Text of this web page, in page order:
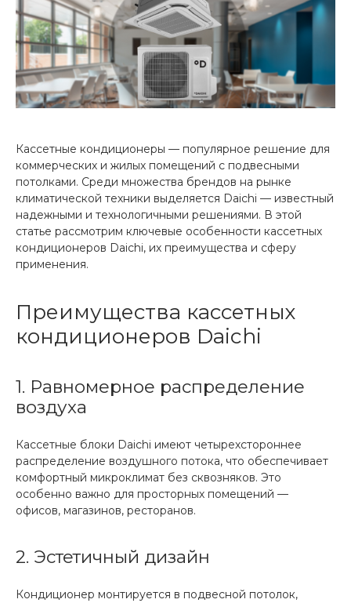
Кассетные кондиционеры — популярное решение для
коммерческих и жилых помещений с подвесными
потолками. Среди множества брендов на рынке
климатической техники выделяется Daichi — известный
надежными и технологичными решениями. В этой
статье рассмотрим ключевые особенности кассетных
кондиционеров Daichi, их преимущества и сферу
применения.
Преимущества кассетных
кондиционеров Daichi
1. Равномерное распределение
воздуха
Кассетные блоки Daichi имеют четырехстороннее
распределение воздушного потока, что обеспечивает
комфортный микроклимат без сквозняков. Это
особенно важно для просторных помещений —
офисов, магазинов, ресторанов.
2. Эстетичный дизайн
Кондиционер монтируется в подвесной потолок,